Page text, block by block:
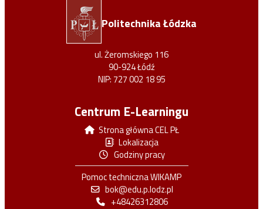
Politechnika Łódzka
ul. Żeromskiego 116
90-924 Łódź
NIP: 727 002 18 95
Centrum E-Learningu
Strona główna CEL PŁ
Lokalizacja
Godziny pracy
Pomoc techniczna WIKAMP
bok@edu.p.lodz.pl
+48426312806